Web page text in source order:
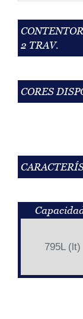
2 TRAV.
CORES
795L (lt)